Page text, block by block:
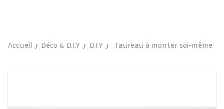
Accueil Déco & D.I.Y D.I.Y Taureau à monter soi-même